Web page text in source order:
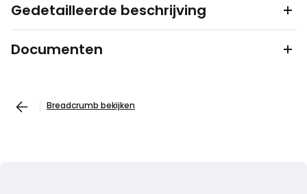
Gedetailleerde beschrijving
Documenten
Breadcrumb bekijken